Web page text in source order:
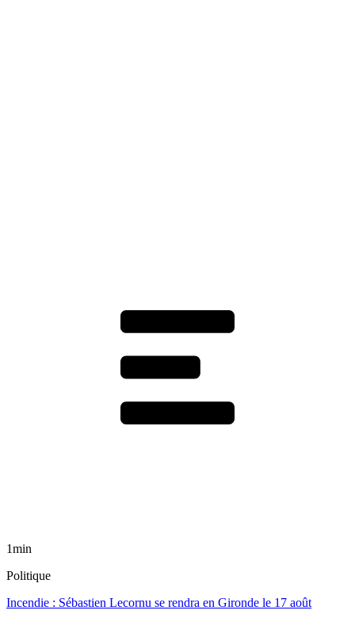
1min
Politique
Incendie : Sébastien Lecornu se rendra en Gironde le 17 août